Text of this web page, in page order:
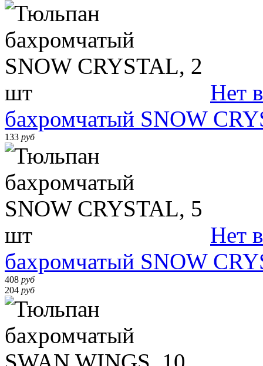
Нет
бахромчатый SNOW
133 руб
Нет
бахромчатый SNOW
408 руб
204 руб